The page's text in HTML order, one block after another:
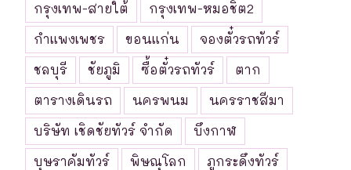
กรุงเทพ-สายใต้
กรุงเทพ-หมอชิต2
กำแพงเพชร
ขอนแก่น
จองตั๋วรถทัวร์
ชลบุรี
ชัยภูมิ ซื้อตั๋วรถทัวร์
ตาก
ตารางเดินรถ
นครพนม
นครราชสีมา
บริษัท เชิดชัยทัวร์ จำกัด
บึงกาฬ
บุษราคัมทัวร์
พิษณุโลก
ภูกระดึงทัวร์